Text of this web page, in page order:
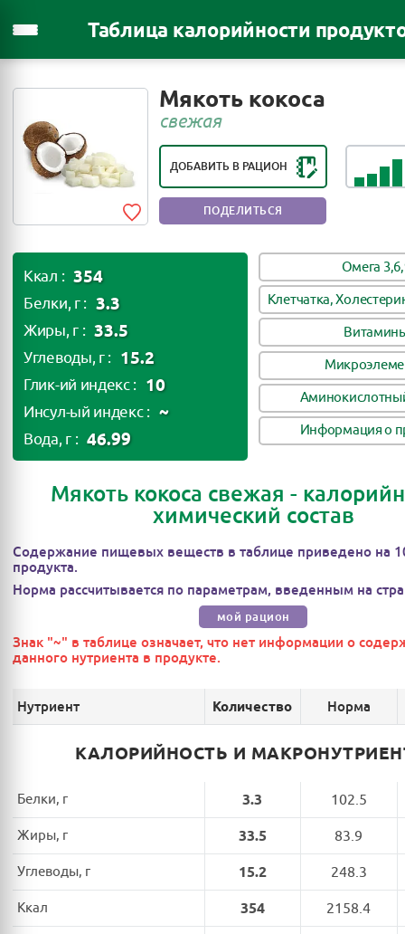
Таблица калорийности
Мякоть кокоса
свежая
ДОБАВИТЬ В РАЦИОН
ОЧЕНЬ ПОЛЕЗНЫЙ ПРОДУКТ
ПОДЕЛИТЬСЯ
Ккал : 354
Белки, г : 3.3
Жиры, г : 33.5
Углеводы, г : 15.2
Глик-ий индекс : 10
Инсул-ый индекс : ~
Вода, г : 46.99
Омега
Клетчатка,
Информация о
Мякоть кокоса свежая -
химический состав
Содержание пищевых веществ в таблице приведено на
продукта.
Норма рассчитывается по параметрам, введенным на
мой рацион
Знак "~" в таблице означает, что нет информации о
данного нутриента в продукте.
Нутриент Количество Норма
КАЛОРИЙНОСТЬ И
Белки, г 3.3 102.5
Жиры, г 33.5 83.9
Углеводы, г 15.2 248.3
Ккал 354 2158.4